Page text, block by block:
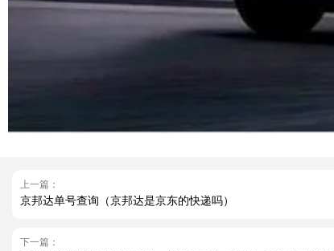
上一篇：
京邦达单号查询（京邦达是京东的快递吗）
下一篇：